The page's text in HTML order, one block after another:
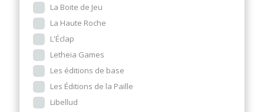
La Boite de Jeu
La Haute Roche
L'Éclap
Letheia Games
Les éditions de base
Les Éditions de la Paille
Libellud